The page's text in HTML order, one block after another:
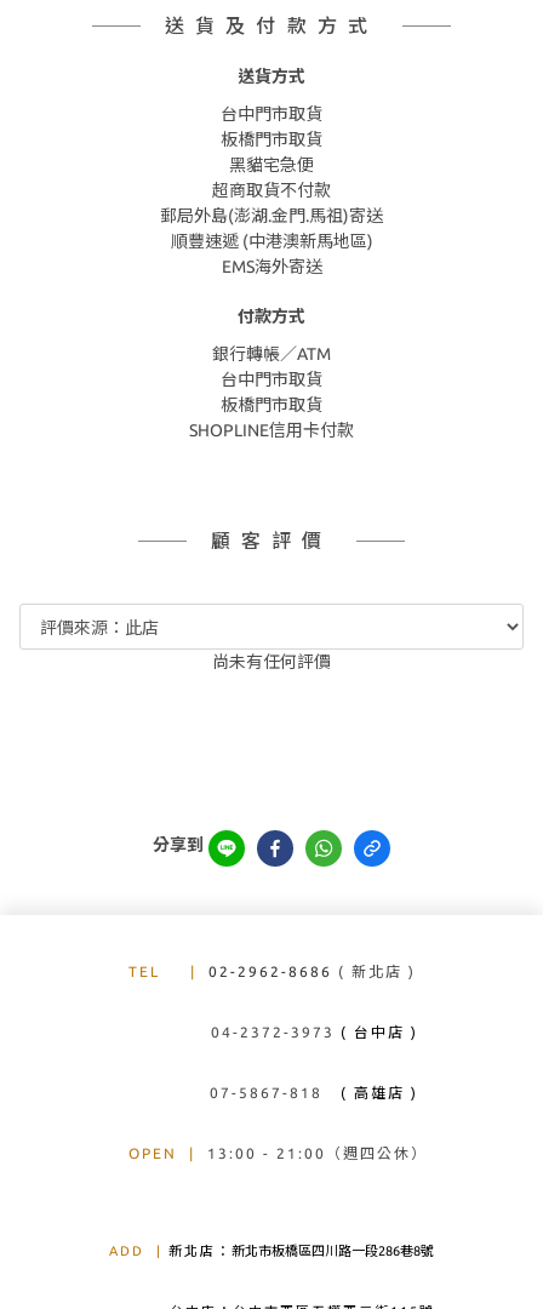
送貨及付款方式
送貨方式
台中門市取貨
板橋門市取貨
黑貓宅急便
超商取貨不付款
郵局外島(澎湖.金門.馬祖)寄送
順豐速遞 (中港澳新馬地區)
EMS海外寄送
付款方式
銀行轉帳／ATM
台中門市取貨
板橋門市取貨
SHOPLINE信用卡付款
顧客評價
尚未有任何評價
分享到
TEL | 02-2962-8686 ( 新北店 )
04-2372-3973 ( 台中店 )
07-5867-818 ( 高雄店 )
OPEN | 13:00 - 21:00（週四公休）
ADD | 新北店： 新北市板橋區四川路一段286巷8號